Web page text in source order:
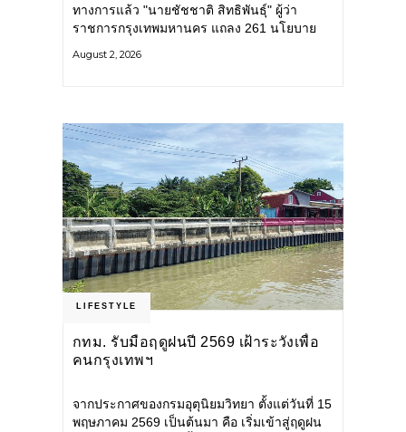
ทางการแล้ว "นายชัชชาติ สิทธิพันธุ์" ผู้ว่า
ราชการกรุงเทพมหานคร แถลง 261 นโยบาย
ยุทธศาสตร์ จัดทำตัวชี้วัด
August 2, 2026
LIFESTYLE
กทม. รับมือฤดูฝนปี 2569 เฝ้าระวังเพื่อ
คนกรุงเทพฯ
จากประกาศของกรมอุตุนิยมวิทยา ตั้งแต่วันที่ 15
พฤษภาคม 2569 เป็นต้นมา คือ เริ่มเข้าสู่ฤดูฝน